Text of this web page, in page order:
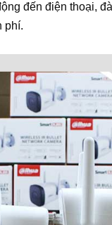
đến điện thoại,
phí.